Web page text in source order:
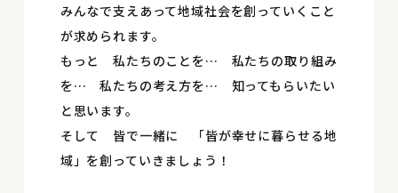
みんなで支えあって地域社会を創っていくこと
が求められます。
もっと 私たちのことを… 私たちの取り組み
を… 私たちの考え方を… 知ってもらいたい
と思います。
そして 皆で一緒に 「皆が幸せに暮らせる地
域」を創っていきましょう！